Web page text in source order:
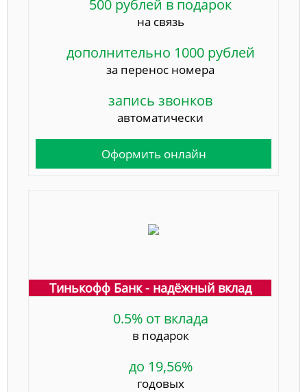
500 рублей в подарок
на связь
дополнительно 1000 рублей
за перенос номера
запись звонков
автоматически
Оформить онлайн
Тинькофф Банк - надёжный вклад
0.5% от вклада
в подарок
до 19,56%
годовых